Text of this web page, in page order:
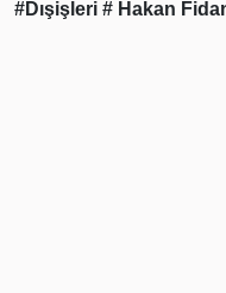
#Dışişleri # Hakan